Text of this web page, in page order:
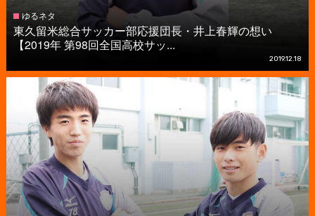
ゆるネタ
東久留米総合サッカー部応援団長・井上春輝の想い
【2019年 第98回全国高校サッ...
2019.12.18